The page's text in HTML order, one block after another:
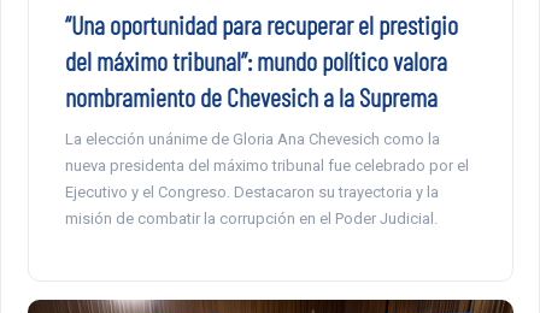
“Una oportunidad para recuperar el prestigio
del máximo tribunal”: mundo político valora
nombramiento de Chevesich a la Suprema
La elección unánime de Gloria Ana Chevesich como la
nueva presidenta del máximo tribunal fue celebrado por el
Ejecutivo y el Congreso. Destacaron su trayectoria y la
misión de combatir la corrupción en el Poder Judicial.